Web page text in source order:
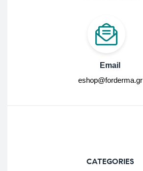
Email
eshop@forderma.gr
CATEGORIES